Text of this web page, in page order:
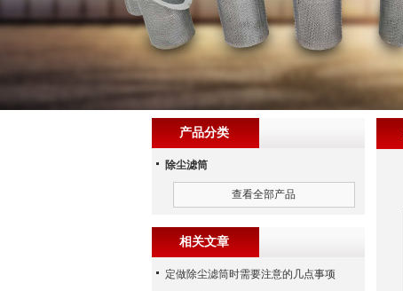
产品分类
除尘滤筒
查看全部产品
相关文章
定做除尘滤筒时需要注意的几点事项